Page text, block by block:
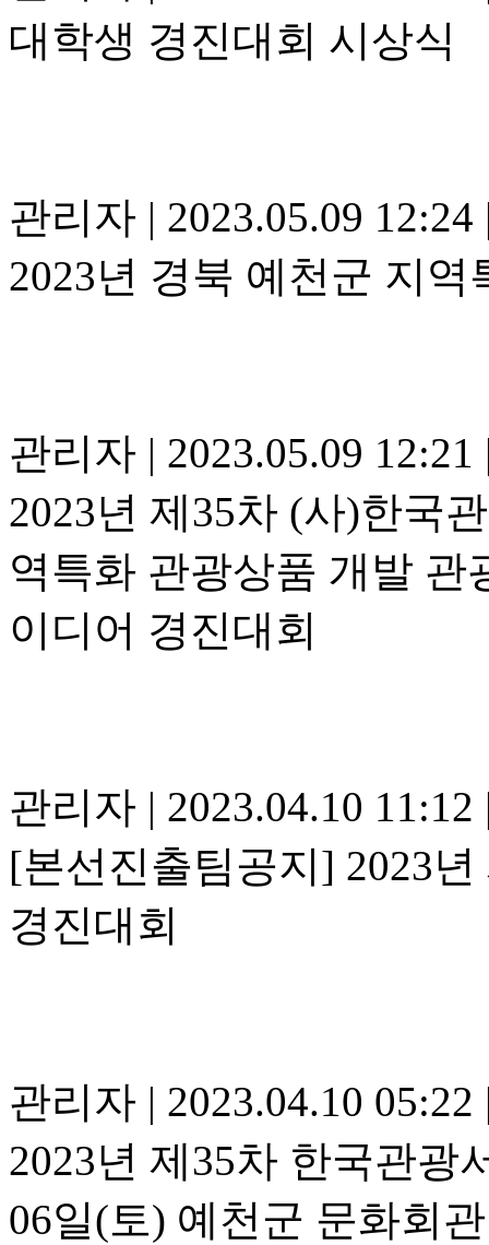
대학생 경진대회 시상식
관리자 | 2023.05.09 12:24
2023년 경북 예천군 지
관리자 | 2023.05.09 12:21
2023년 제35차 (사)한국
역특화 관광상품 개발 관
이디어 경진대회
관리자 | 2023.04.10 11:12
[본선진출팀공지] 2023
경진대회
관리자 | 2023.04.10 05:22
2023년 제35차 한국관광
06일(토) 예천군 문화회관